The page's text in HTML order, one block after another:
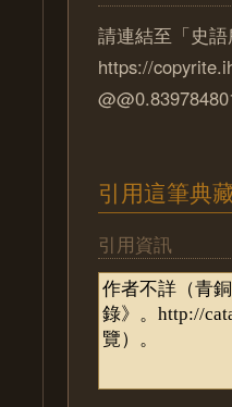
請連結至「史
https://
引用這筆典
引用資訊